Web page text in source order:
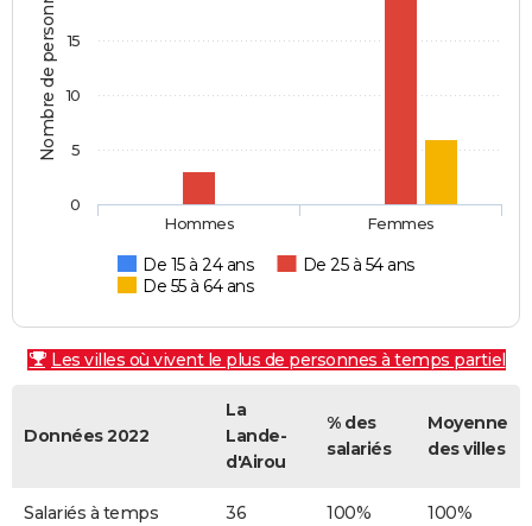
Nombre de personnes
De 15 à 24 ans
De 25 à 54 ans
De 55 à 64 ans
Hommes Femmes
0
5
10
15
Les villes où vivent le plus de personnes à temps partiel
Données 2022
La
Lande-
d'Airou
% des
salariés
Moyenne
des villes
Salariés à temps
36 100% 100%